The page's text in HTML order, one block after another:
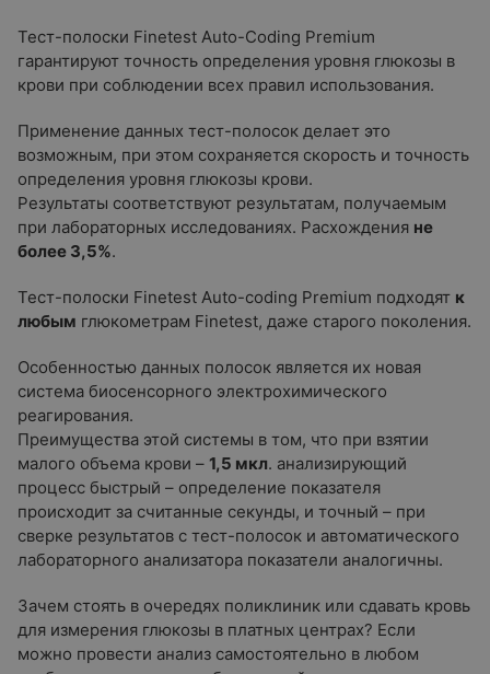
Тест-полоски Finetest Auto-Coding Premium
гарантируют точность определения уровня глюкозы в
крови при соблюдении всех правил использования.
Применение данных тест-полосок делает это
возможным, при этом сохраняется скорость и точность
определения уровня глюкозы крови.
Результаты соответствуют результатам, получаемым
при лабораторных исследованиях. Расхождения не
более 3,5%.
Тест-полоски Finetest Auto-coding Premium подходят к
любым глюкометрам Finetest, даже старого поколения.
Особенностью данных полосок является их новая
система биосенсорного электрохимического
реагирования.
Преимущества этой системы в том, что при взятии
малого объема крови – 1,5 мкл. анализирующий
процесс быстрый – определение показателя
происходит за считанные секунды, и точный – при
сверке результатов с тест-полосок и автоматического
лабораторного анализатора показатели аналогичны.
Зачем стоять в очередях поликлиник или сдавать кровь
для измерения глюкозы в платных центрах? Если
можно провести анализ самостоятельно в любом